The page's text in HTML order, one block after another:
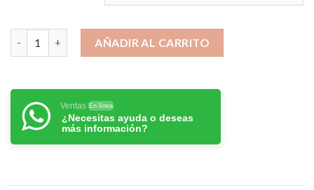
AÑADIR AL CARRITO
Ventas En línea
¿Necesitas ayuda o deseas
más información?